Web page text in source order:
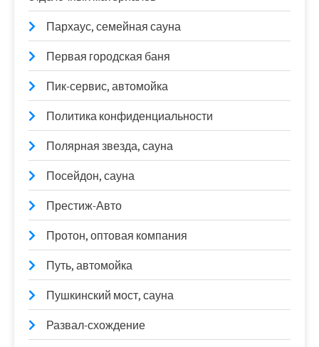
Пархаус, семейная сауна
Первая городская баня
Пик-сервис, автомойка
Политика конфиденциальности
Полярная звезда, сауна
Посейдон, сауна
Престиж-Авто
Протон, оптовая компания
Путь, автомойка
Пушкинский мост, сауна
Развал-схождение